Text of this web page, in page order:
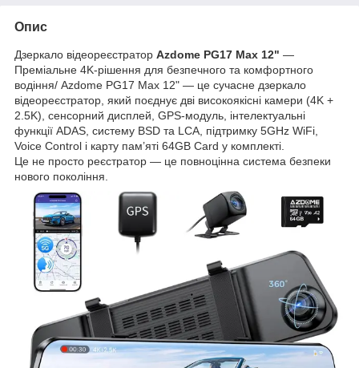
Опис
Дзеркало відеореєстратор Azdome PG17 Max 12" —
Преміальне 4K-рішення для безпечного та комфортного
водіння/ Azdome PG17 Max 12" — це сучасне дзеркало
відеореєстратор, який поєднує дві високоякісні камери (4K +
2.5K), сенсорний дисплей, GPS-модуль, інтелектуальні
функції ADAS, систему BSD та LCA, підтримку 5GHz WiFi,
Voice Control і карту пам’яті 64GB Card у комплекті.
Це не просто реєстратор — це повноцінна система безпеки
нового покоління.